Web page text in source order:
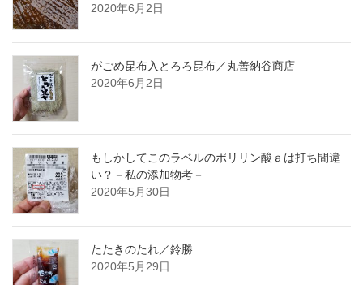
2020年6月2日
がごめ昆布入とろろ昆布／丸善納谷商店
2020年6月2日
もしかしてこのラベルのポリリン酸ａは打ち間違
い？－私の添加物考－
2020年5月30日
たたきのたれ／鈴勝
2020年5月29日